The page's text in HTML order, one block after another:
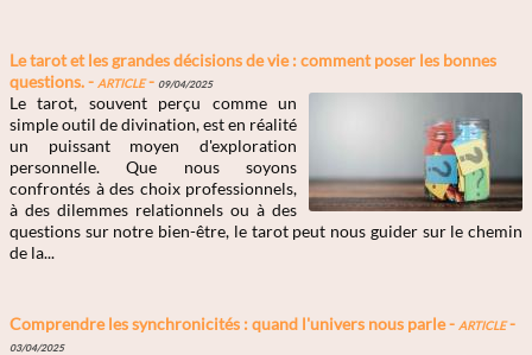
Le tarot et les grandes décisions de vie : comment poser les bonnes
questions. -Article- 09/04/2025
Le tarot, souvent perçu comme un
simple outil de divination, est en réalité
un puissant moyen d'exploration
personnelle. Que nous soyons
confrontés à des choix professionnels,
à des dilemmes relationnels ou à des
questions sur notre bien-être, le tarot peut nous guider sur le chemin
de la...
Comprendre les synchronicités : quand l'univers nous parle -Article-
03/04/2025